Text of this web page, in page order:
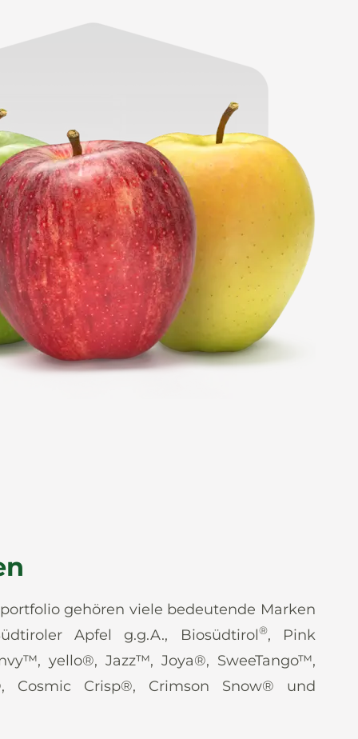
gehören viele bedeutende Marken
Apfel g.g.A., Biosüdtirol®, Pink
yello®, Jazz™, Joya®, SweeTango™,
Cosmic Crisp®, Crimson Snow® und